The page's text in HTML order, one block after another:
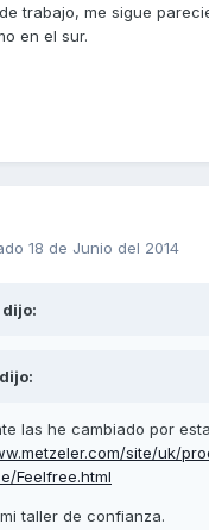
trabajo, me sigue
en el sur.
18 de Junio del 2014
dijo:
las he cambiado por
site/uk/
Feelfree.html
taller de confianza.